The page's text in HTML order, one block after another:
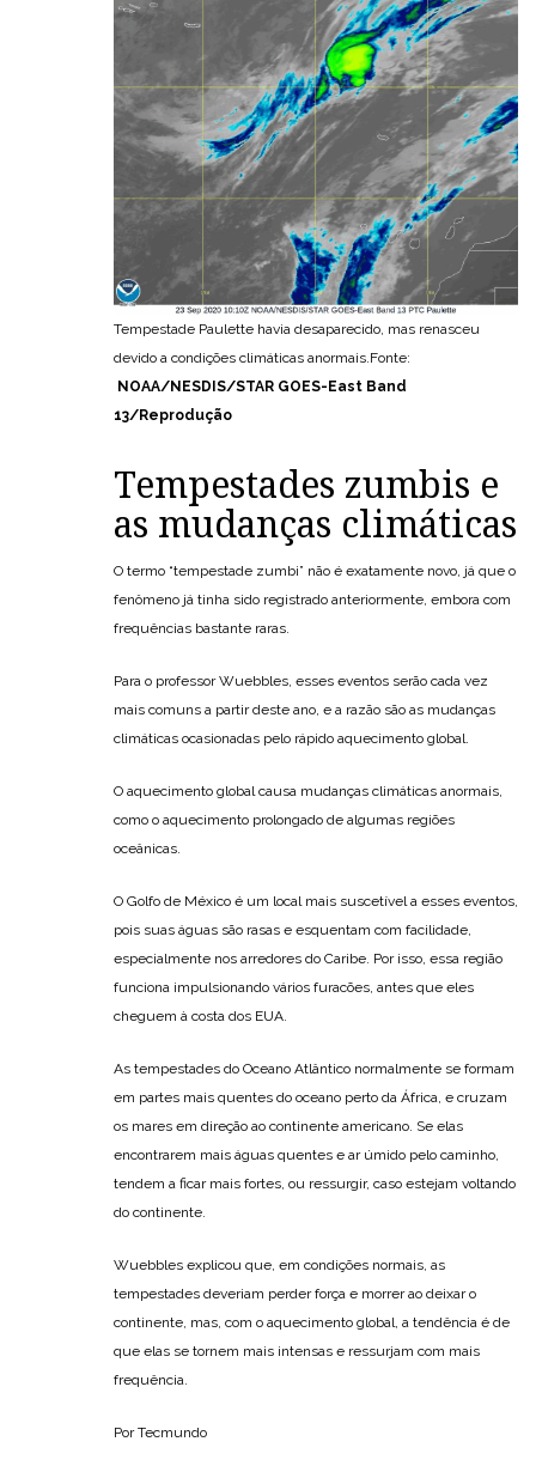
Tempestade Paulette havia desaparecido, mas renasceu
devido a condições climáticas anormais.Fonte:
NOAA/NESDIS/STAR GOES-East Band
13/Reprodução
Tempestades zumbis e
as mudanças climáticas
O termo “tempestade zumbi” não é exatamente novo, já que o
fenômeno já tinha sido registrado anteriormente, embora com
frequências bastante raras.
Para o professor Wuebbles, esses eventos serão cada vez
mais comuns a partir deste ano, e a razão são as mudanças
climáticas ocasionadas pelo rápido aquecimento global.
O aquecimento global causa mudanças climáticas anormais,
como o aquecimento prolongado de algumas regiões
oceânicas.
O Golfo de México é um local mais suscetível a esses eventos,
pois suas águas são rasas e esquentam com facilidade,
especialmente nos arredores do Caribe. Por isso, essa região
funciona impulsionando vários furacões, antes que eles
cheguem à costa dos EUA.
As tempestades do Oceano Atlântico normalmente se formam
em partes mais quentes do oceano perto da África, e cruzam
os mares em direção ao continente americano. Se elas
encontrarem mais águas quentes e ar úmido pelo caminho,
tendem a ficar mais fortes, ou ressurgir, caso estejam voltando
do continente.
Wuebbles explicou que, em condições normais, as
tempestades deveriam perder força e morrer ao deixar o
continente, mas, com o aquecimento global, a tendência é de
que elas se tornem mais intensas e ressurjam com mais
frequência.
Por Tecmundo